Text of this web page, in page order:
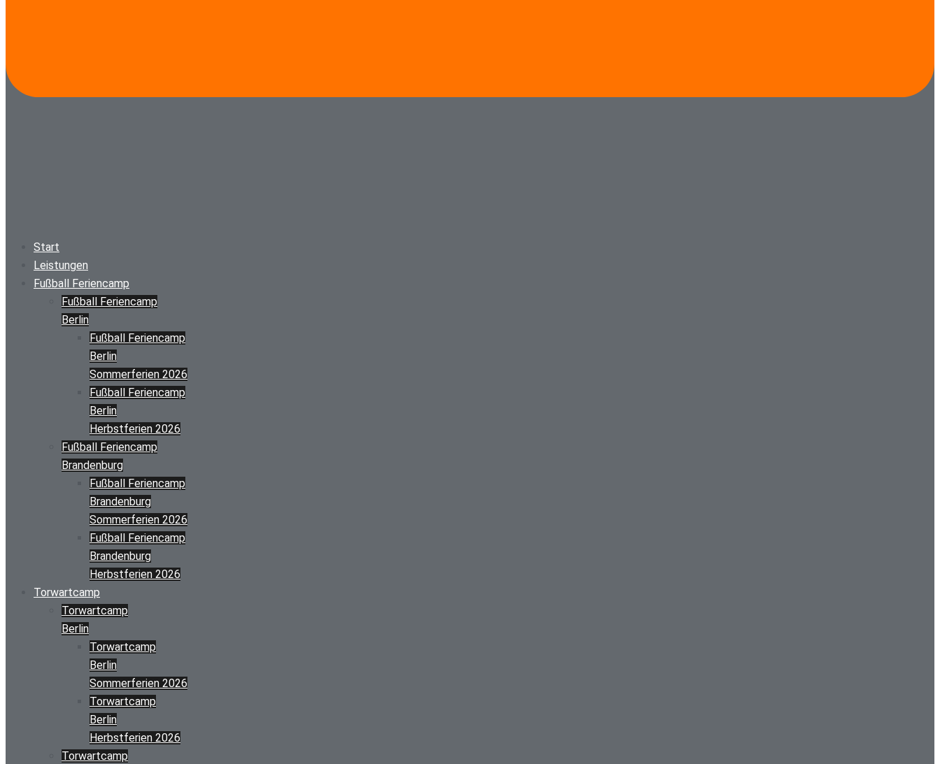
Start
Leistungen
Fußball Feriencamp
Fußball Feriencamp
Berlin
Fußball Feriencamp
Berlin
Sommerferien 2026
Fußball Feriencamp
Berlin
Herbstferien 2026
Fußball Feriencamp
Brandenburg
Fußball Feriencamp
Brandenburg
Sommerferien 2026
Fußball Feriencamp
Brandenburg
Herbstferien 2026
Torwartcamp
Torwartcamp
Berlin
Torwartcamp
Berlin
Sommerferien 2026
Torwartcamp
Berlin
Herbstferien 2026
Torwartcamp